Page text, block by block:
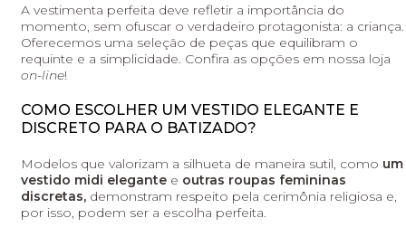
A vestimenta perfeita deve refletir a importância do
momento, sem ofuscar o verdadeiro protagonista: a criança.
Oferecemos uma seleção de peças que equilibram o
requinte e a simplicidade. Confira as opções em nossa loja
on-line!
COMO ESCOLHER UM VESTIDO ELEGANTE E
DISCRETO PARA O BATIZADO?
Modelos que valorizam a silhueta de maneira sutil, como um
vestido midi elegante e outras roupas femininas
discretas, demonstram respeito pela cerimônia religiosa e,
por isso, podem ser a escolha perfeita.